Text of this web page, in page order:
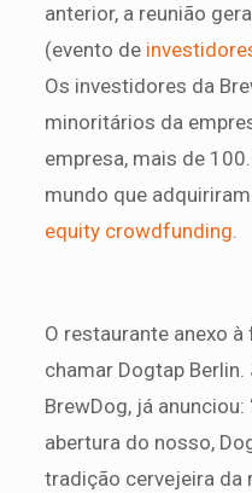
anterior, a reunião
(evento de
Os investidores da
minoritários da
empresa, mais de
mundo que
equity crowdfunding.
O restaurante anexo
chamar Dogtap
BrewDog, já
abertura do nosso,
tradição cervejeira da